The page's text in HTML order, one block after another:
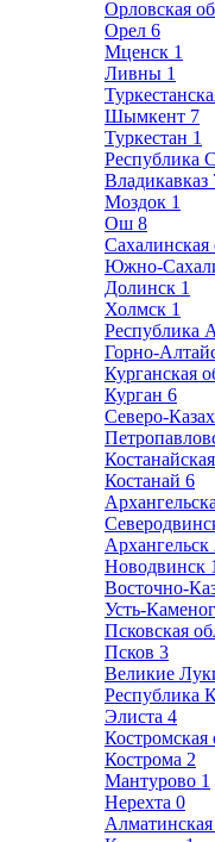
Орловская
Орел 6
Мценск 1
Ливны 1
Шымкент 7
Туркестан 1
Республика
Владикавказ
Моздок 1
Ош 8
Сахалинская
Южно-
Долинск 1
Холмск 1
Республика
Горно-
Курганская
Курган 6
Северо-
Костанай 6
Архангельск
Новодвинск 1
Восточно-
Усть-
Псковская
Псков 3
Великие
Республика
Элиста 4
Костромская
Кострома 2
Мантурово 1
Нерехта 0
Алматинская